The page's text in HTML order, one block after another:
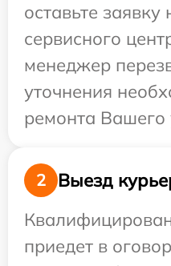
оставьте заявку
сервисного
менеджер
уточнения
ремонта Вашего
2
Выезд
приедет в